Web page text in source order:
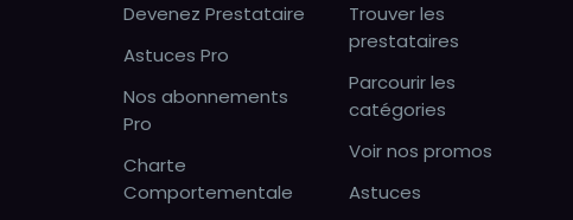
Devenez Prestataire
Astuces Pro
Nos abonnements
Pro
Charte
Comportementale
Trouver les
prestataires
Parcourir les
catégories
Voir nos promos
Astuces